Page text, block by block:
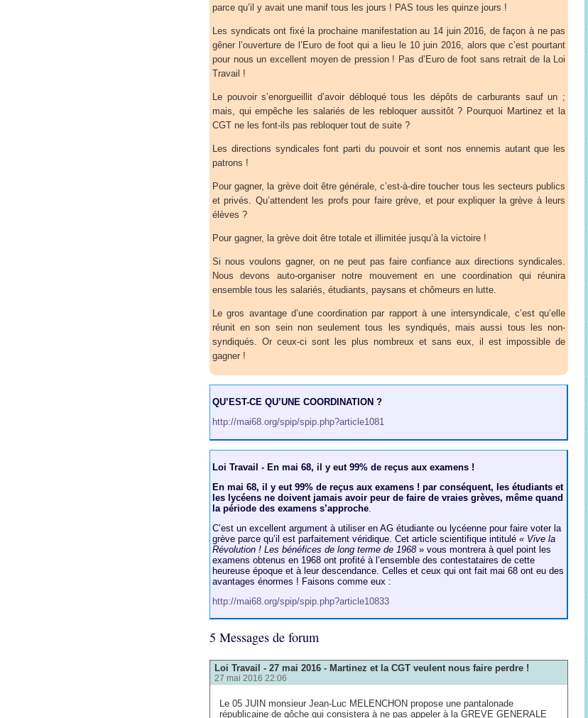
parce qu’il y avait une manif tous les jours ! PAS tous les quinze jours !
Les syndicats ont fixé la prochaine manifestation au 14 juin 2016, de façon à ne pas
gêner l’ouverture de l’Euro de foot qui a lieu le 10 juin 2016, alors que c’est pourtant
pour nous un excellent moyen de pression ! Pas d’Euro de foot sans retrait de la Loi
Travail !
Le pouvoir s’enorgueillit d’avoir débloqué tous les dépôts de carburants sauf un ;
mais, qui empêche les salariés de les rebloquer aussitôt ? Pourquoi Martinez et la
CGT ne les font-ils pas rebloquer tout de suite ?
Les directions syndicales font parti du pouvoir et sont nos ennemis autant que les
patrons !
Pour gagner, la grève doit être générale, c’est-à-dire toucher tous les secteurs publics
et privés. Qu’attendent les profs pour faire grève, et pour expliquer la grève à leurs
élèves ?
Pour gagner, la grève doit être totale et illimitée jusqu’à la victoire !
Si nous voulons gagner, on ne peut pas faire confiance aux directions syndicales.
Nous devons auto-organiser notre mouvement en une coordination qui réunira
ensemble tous les salariés, étudiants, paysans et chômeurs en lutte.
Le gros avantage d’une coordination par rapport à une intersyndicale, c’est qu’elle
réunit en son sein non seulement tous les syndiqués, mais aussi tous les non-
syndiqués. Or ceux-ci sont les plus nombreux et sans eux, il est impossible de
gagner !
QU’EST-CE QU’UNE COORDINATION ?
http://mai68.org/spip/spip.php?article1081
Loi Travail - En mai 68, il y eut 99% de reçus aux examens !
En mai 68, il y eut 99% de reçus aux examens ! par conséquent, les étudiants et
les lycéens ne doivent jamais avoir peur de faire de vraies grèves, même quand
la période des examens s’approche
C’est un excellent argument à utiliser en AG étudiante ou lycéenne pour faire voter la
grève parce qu’il est parfaitement véridique. Cet article scientifique intitulé« Vive la
Révolution ! Les bénéfices de long terme de 1968 » vous montrera à quel point les
examens obtenus en 1968 ont profité à l’ensemble des contestataires de cette
heureuse époque et à leur descendance. Celles et ceux qui ont fait mai 68 ont eu des
avantages énormes ! Faisons comme eux :
http://mai68.org/spip/spip.php?article10833
5 Messages de forum
Loi Travail - 27 mai 2016 - Martinez et la CGT veulent nous faire perdre !
27 mai 2016 22:06
Le 05 JUIN monsieur Jean-Luc MELENCHON propose une pantalonade
républicaine de gôche qui consistera à ne pas appeler à la GREVE GENERALE